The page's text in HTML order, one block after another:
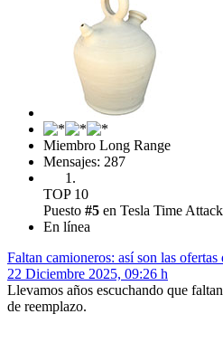
Miembro Long Range
Mensajes: 287
TOP 10
Puesto #5 en Tesla Time Attack
En línea
Faltan camioneros: así son las ofertas
22 Diciembre 2025, 09:26 h
Llevamos años escuchando que
de reemplazo.